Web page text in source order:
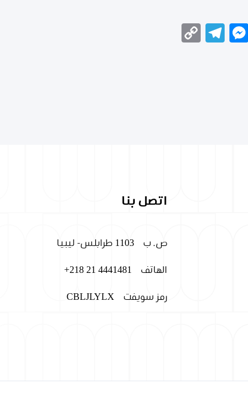
WhatsApp
Messenger
Telegram
اتصل بنا
ص. ب 1103 طرابلس- ليبيا
الهاتف +218 21 4441481
رمز سويفت CBLJLYLX